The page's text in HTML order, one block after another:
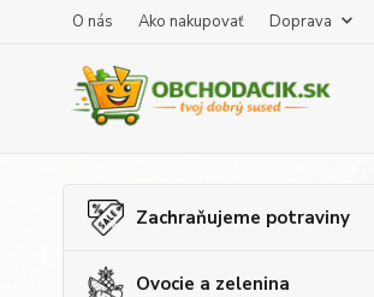
O nás Ako nakupovať Doprava
Zachraňujeme potraviny
Ovocie a zelenina